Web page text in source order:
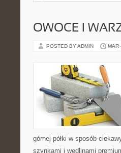
OWOCE I
POSTED BY ADMIN MAR
górnej półki w sposób
szynkami i wędlinami